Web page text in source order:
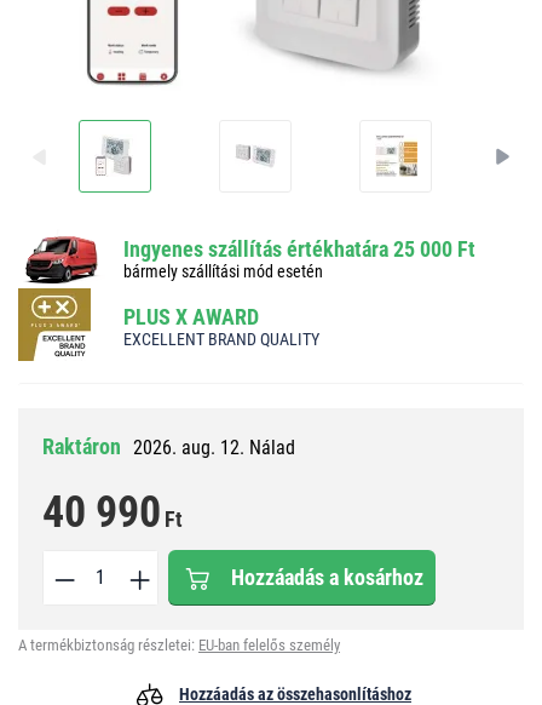
Ingyenes szállítás értékhatára 25 000 Ft
bármely szállítási mód esetén
PLUS X AWARD
EXCELLENT BRAND QUALITY
Raktáron 2026. aug. 12. Nálad
40 990 Ft
Hozzáadás a kosárhoz
A termékbiztonság részletei: EU-ban felelős személy
Hozzáadás az összehasonlításhoz